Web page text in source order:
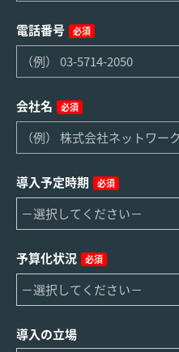
電話番号 必須
会社名 必須
導入予定時期 必須
予算化状況 必須
導入の立場